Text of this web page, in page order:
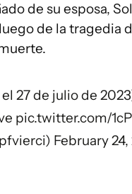
de su esposa,
de la tragedia
27 de julio de
pic.twitter.com/
February